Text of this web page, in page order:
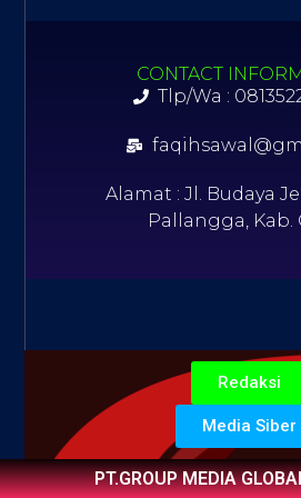
CONTACT
Tlp/Wa :
Alamat : Jl. Budaya
Pallangga, Kab.
Redaksi
Media Siber
PT.GROUP MEDIA